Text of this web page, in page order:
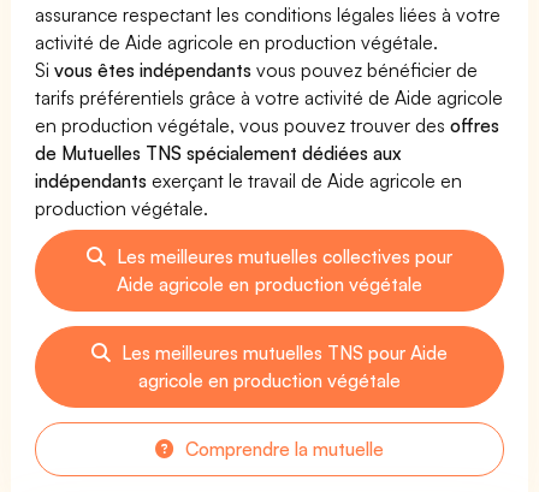
assurance respectant les conditions légales liées à votre
activité de Aide agricole en production végétale.
Sivous êtes indépendants vous pouvez bénéficier de
tarifs préférentiels grâce à votre activité de Aide agricole
en production végétale, vous pouvez trouver desoffres
de Mutuelles TNS spécialement dédiées aux
indépendants exerçant le travail de Aide agricole en
production végétale.
Les meilleures mutuelles collectives pour
Aide agricole en production végétale
Les meilleures mutuelles TNS pour Aide
agricole en production végétale
Comprendre la mutuelle